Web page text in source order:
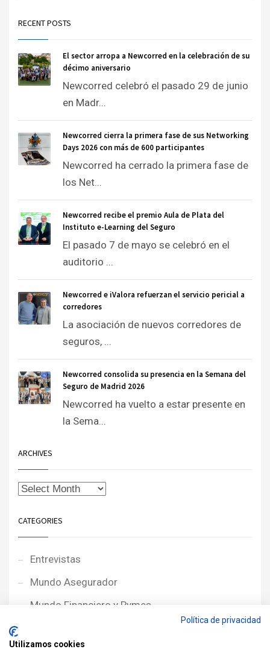
RECENT POSTS
El sector arropa a Newcorred en la celebración de su
décimo aniversario
Newcorred celebró el pasado 29 de junio
en Madr...
Newcorred cierra la primera fase de sus Networking
Days 2026 con más de 600 participantes
Newcorred ha cerrado la primera fase de
los Net...
Newcorred recibe el premio Aula de Plata del
Instituto e-Learning del Seguro
El pasado 7 de mayo se celebró en el
auditorio ...
Newcorred e iValora refuerzan el servicio pericial a
corredores
La asociación de nuevos corredores de
seguros, ...
Newcorred consolida su presencia en la Semana del
Seguro de Madrid 2026
Newcorred ha vuelto a estar presente en
la Sema...
ARCHIVES
CATEGORIES
Entrevistas
Mundo Asegurador
Mundo Financiero y Pymes
Política de privacidad
Utilizamos cookies